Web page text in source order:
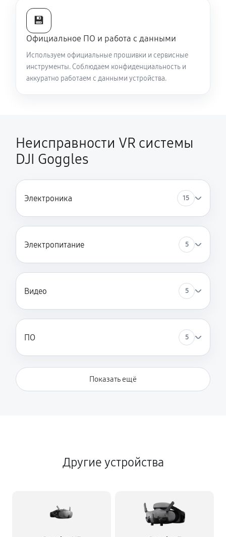
💾
Официальное ПО и работа с данными
Используем официальные прошивки и сервисные
инструменты. Соблюдаем конфиденциальность и
аккуратно работаем с данными устройства.
Неисправности VR системы
DJI Goggles
Электроника 15
Электропитание 5
Видео 5
ПО 5
Показать ещё
Другие устройства